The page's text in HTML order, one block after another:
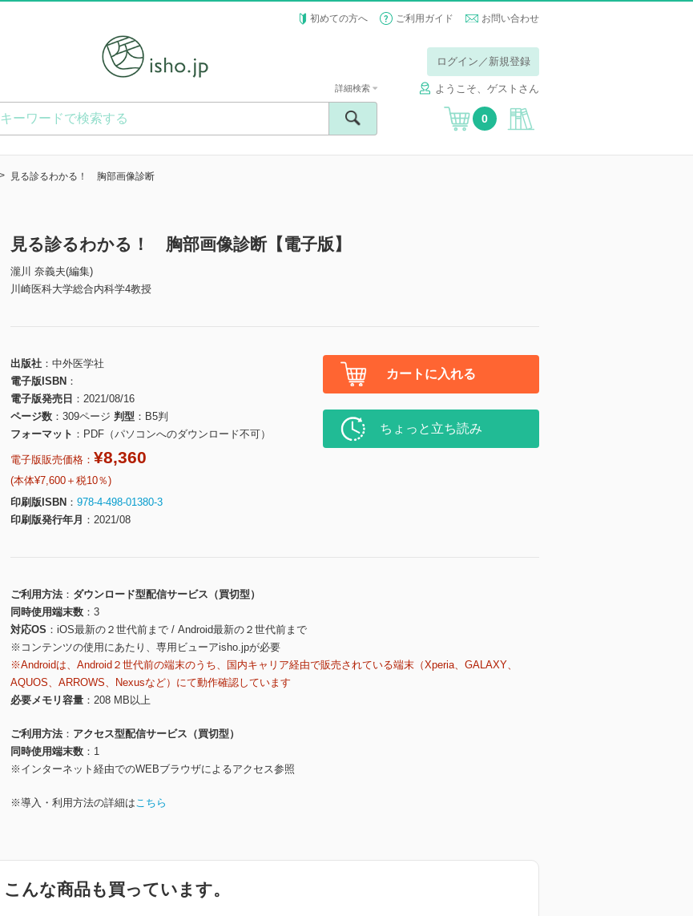
初めての方へ ご利用ガイド お問い合わせ
ログイン／新規登録
ようこそ、ゲストさん
詳細検索
0
見る診るわかる！ 胸部画像診断
見る診るわかる！ 胸部画像診断【電子版】
瀧川 奈義夫(編集)
川崎医科大学総合内科学4教授
出版社
中外医学社
電子版ISBN
電子版発売日
2021/08/16
ページ数
309ページ 判型
B5判
フォーマット
PDF（パソコンへのダウンロード不可）
電子版販売価格： ¥8,360
(本体¥7,600＋税10％)
印刷版ISBN
978-4-498-01380-3
印刷版発行年月
2021/08
カートに入れる
ちょっと立ち読み
ご利用方法
ダウンロード型配信サービス（買切型）
同時使用端末数
3
対応OS
iOS最新の２世代前まで / Android最新の２世代前まで
※コンテンツの使用にあたり、専用ビューアisho.jpが必要
※Androidは、Android２世代前の端末のうち、国内キャリア経由で販売されている端末（Xperia、GALAXY、
AQUOS、ARROWS、Nexusなど）にて動作確認しています
必要メモリ容量
208 MB以上
ご利用方法
アクセス型配信サービス（買切型）
同時使用端末数
1
※インターネット経由でのWEBブラウザによるアクセス参照
※導入・利用方法の詳細はこちら
んな商品も買っています。